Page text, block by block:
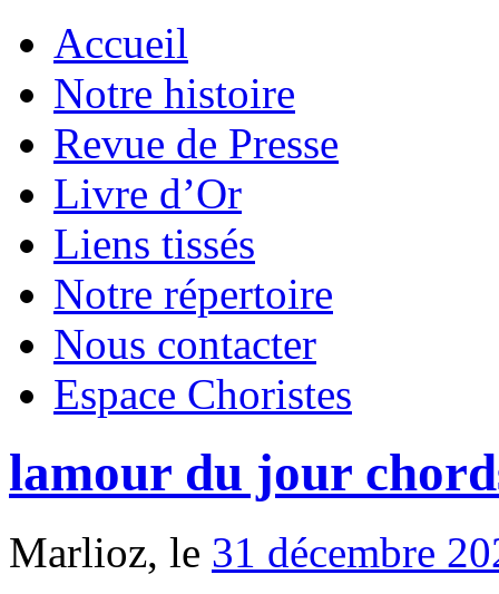
Accueil
Notre histoire
Revue de Presse
Livre d’Or
Liens tissés
Notre répertoire
Nous contacter
Espace Choristes
lamour du jour
Marlioz, le 31 décembre